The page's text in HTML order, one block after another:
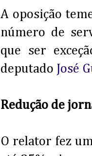
A oposição
número de
que ser
deputado José
Redução de
O relator fez